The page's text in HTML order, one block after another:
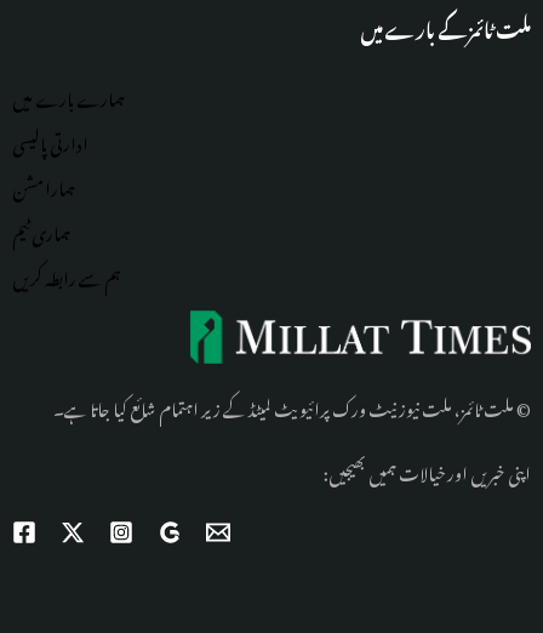
ملت ٹائمز کے بارے میں
ہمارے بارے میں
ادارتی پالیسی
ہمارا مشن
ہماریٹیم
ہم سے رابطہ کریں
© ملت ٹائمز، ملت نیوز نیٹ ورک پرائیویٹ لمیٹڈ کے زیر اہتمام شائع کیا جاتا ہے۔
اپنی خبریں اور خیالات ہمیں بھیجیں: